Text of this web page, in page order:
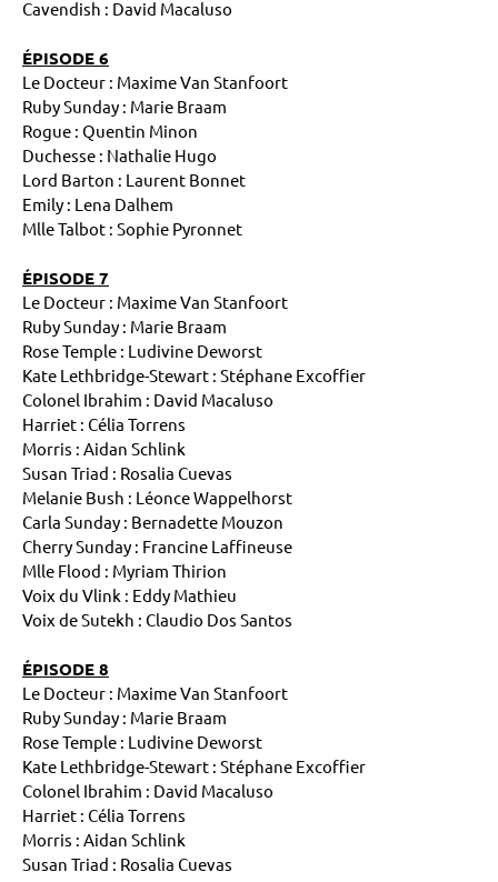
Cavendish : David Macaluso
ÉPISODE 6
Le Docteur : Maxime Van Stanfoort
Ruby Sunday : Marie Braam
Rogue : Quentin Minon
Duchesse : Nathalie Hugo
Lord Barton : Laurent Bonnet
Emily : Lena Dalhem
Mlle Talbot : Sophie Pyronnet
ÉPISODE 7
Le Docteur : Maxime Van Stanfoort
Ruby Sunday : Marie Braam
Rose Temple : Ludivine Deworst
Kate Lethbridge-Stewart : Stéphane Excoffier
Colonel Ibrahim : David Macaluso
Harriet : Célia Torrens
Morris : Aidan Schlink
Susan Triad : Rosalia Cuevas
Melanie Bush : Léonce Wappelhorst
Carla Sunday : Bernadette Mouzon
Cherry Sunday : Francine Laffineuse
Mlle Flood : Myriam Thirion
Voix du Vlink : Eddy Mathieu
Voix de Sutekh : Claudio Dos Santos
ÉPISODE 8
Le Docteur : Maxime Van Stanfoort
Ruby Sunday : Marie Braam
Rose Temple : Ludivine Deworst
Kate Lethbridge-Stewart : Stéphane Excoffier
Colonel Ibrahim : David Macaluso
Harriet : Célia Torrens
Morris : Aidan Schlink
Susan Triad : Rosalia Cuevas